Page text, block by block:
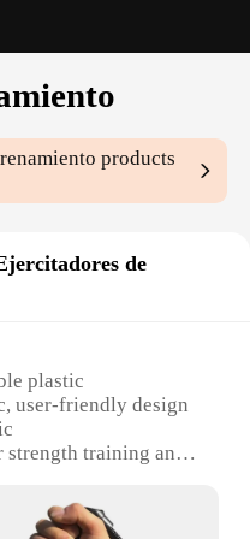
products
de
plastic
user-friendly design
strength training and
grip for